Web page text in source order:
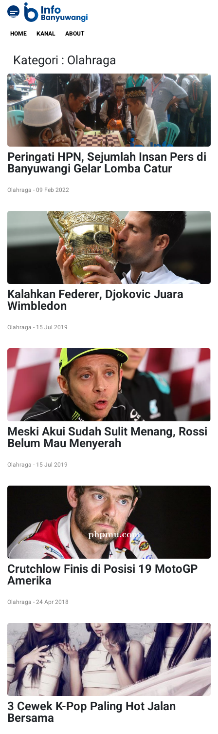
HOME KANAL ABOUT
Kategori : Olahraga
Peringati HPN, Sejumlah Insan Pers di
Banyuwangi Gelar Lomba Catur
Olahraga - 09 Feb 2022
Kalahkan Federer, Djokovic Juara
Wimbledon
Olahraga - 15 Jul 2019
Meski Akui Sudah Sulit Menang, Rossi
Belum Mau Menyerah
Olahraga - 15 Jul 2019
Crutchlow Finis di Posisi 19 MotoGP
Amerika
Olahraga - 24 Apr 2018
3 Cewek K-Pop Paling Hot Jalan
Bersama